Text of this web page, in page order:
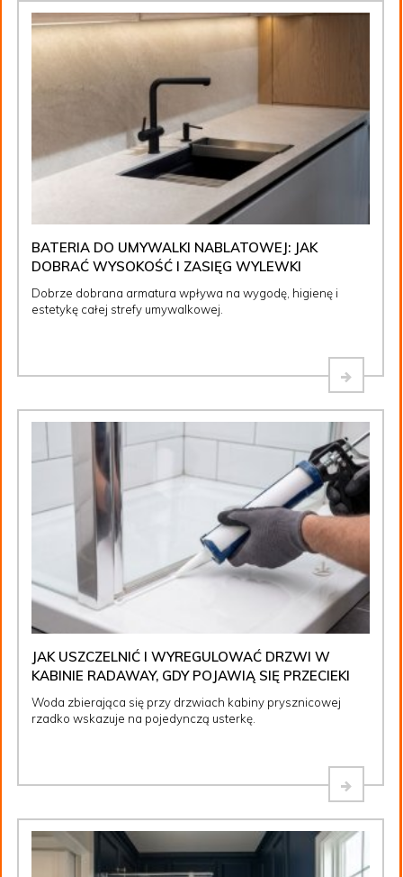
BATERIA DO UMYWALKI NABLATOWEJ: JAK
DOBRAĆ WYSOKOŚĆ I ZASIĘG WYLEWKI
Dobrze dobrana armatura wpływa na wygodę, higienę i
estetykę całej strefy umywalkowej.
JAK USZCZELNIĆ I WYREGULOWAĆ DRZWI W
KABINIE RADAWAY, GDY POJAWIĄ SIĘ PRZECIEKI
Woda zbierająca się przy drzwiach kabiny prysznicowej
rzadko wskazuje na pojedynczą usterkę.